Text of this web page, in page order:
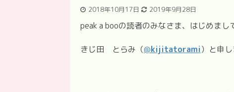
2018年10月17日 2019年9月28日
peak a booの読者のみなさま、はじめまし
きじ田 とらみ（@kijitatorami）と申し